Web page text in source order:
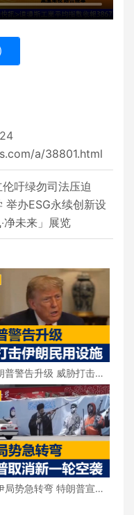
a/38801.html
吁绿勿司法压迫
举办ESG永续创新设
净未来」展览
普警告升级 威胁打击伊
用设施
局势急转弯 特朗普宣布